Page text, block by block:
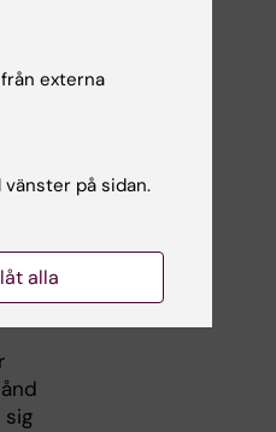
i
externa
på sidan.
alla